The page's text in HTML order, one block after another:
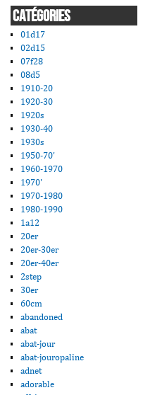
CATÉGORIES
01d17
02d15
07f28
08d5
1910-20
1920-30
1920s
1930-40
1930s
1950-70'
1960-1970
1970'
1970-1980
1980-1990
1a12
20er
20er-30er
20er-40er
2step
30er
60cm
abandoned
abat
abat-jour
abat-jouropaline
adnet
adorable